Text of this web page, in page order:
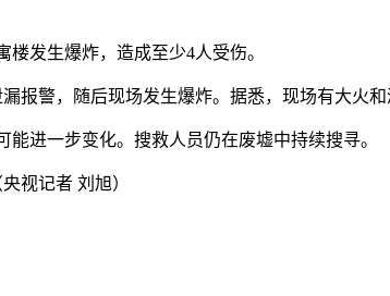
发生爆炸，造成至少4人受伤。
警，随后现场发生爆炸。据悉，现场有大火和
进一步变化。搜救人员仍在废墟中持续搜寻。
视记者 刘旭）